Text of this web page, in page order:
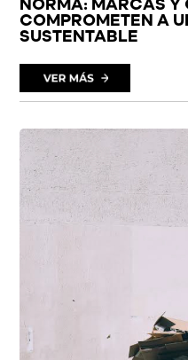
NORMA: MARCAS Y
COMPROMETEN A
SUSTENTABLE